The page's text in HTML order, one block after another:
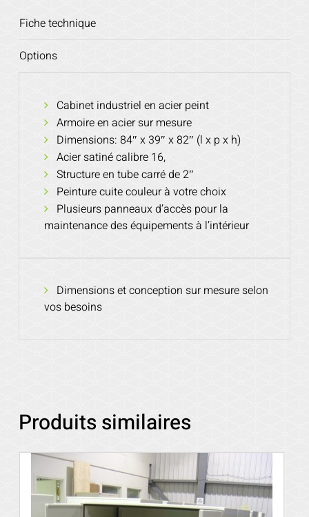
Fiche technique
Options
Cabinet industriel en acier peint
Armoire en acier sur mesure
Dimensions: 84″ x 39″ x 82″ (l x p x h)
Acier satiné calibre 16,
Structure en tube carré de 2″
Peinture cuite couleur à votre choix
Plusieurs panneaux d’accès pour la
maintenance des équipements à l’intérieur
Dimensions et conception sur mesure selon
vos besoins
Produits similaires